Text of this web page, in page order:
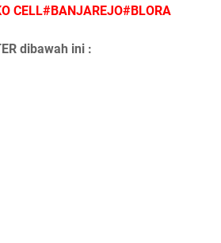
CELL#BANJAREJO#BLORA
dibawah ini :